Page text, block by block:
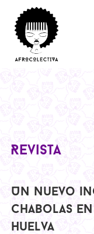
Revista
Un nuevo
chabolas
Huelva